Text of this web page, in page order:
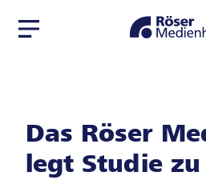
Navigation
Seiteninhalt
Das Röser
legt Studie